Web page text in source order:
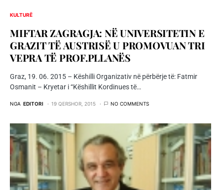
KULTURË
MIFTAR ZAGRAGJA: NË UNIVERSITETIN E
GRAZIT TË AUSTRISË U PROMOVUAN TRI
VEPRA TË PROF.PLLANËS
Graz, 19. 06. 2015 – Këshilli Organizativ në përbërje të: Fatmir
Osmanit – Kryetar i “Këshillit Kordinues të…
NGA EDITORI 19 QERSHOR, 2015 NO COMMENTS